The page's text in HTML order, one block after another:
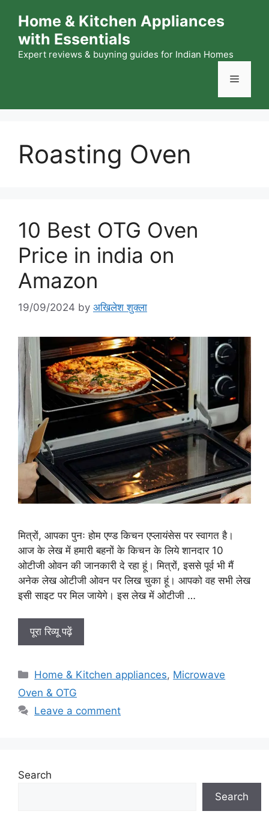
content
Home & Kitchen Appliances
with Essentials
Expert reviews & buyning guides for Indian Homes
Menu
Roasting Oven
10 Best OTG Oven
Price in india on
Amazon
19/09/2024 by अखिलेश शुक्ला
मित्रों, आपका पुनः होम एण्ड किचन एप्लायंसेस पर स्वागत है।
आज के लेख में हमारी बहनों के किचन के लिये शानदार 10
ओटीजी ओवन की जानकारी दे रहा हूं। मित्रों, इससे पूर्व भी मैं
अनेक लेख ओटीजी ओवन पर लिख चुका हूं। आपको वह सभी लेख
इसी साइट पर मिल जायेगे। इस लेख में ओटीजी …
पूरा रिव्यू पढ़ें
Categories
Home & Kitchen appliances, Microwave
Oven & OTG
Leave a comment
Search
Search